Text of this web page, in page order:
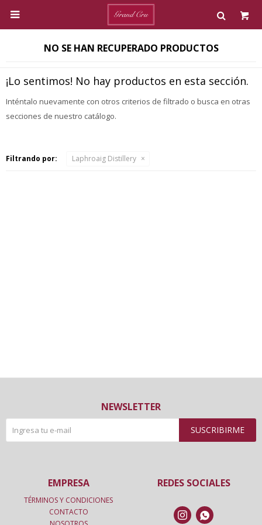

NO SE HAN RECUPERADO PRODUCTOS
¡Lo sentimos! No hay productos en esta sección.
Inténtalo nuevamente con otros criterios de filtrado o busca en otras
secciones de nuestro catálogo.
Filtrando por: Laphroaig Distillery
NEWSLETTER
SUSCRIBIRME
REDES SOCIALES
 
EMPRESA
TÉRMINOS Y CONDICIONES
CONTACTO